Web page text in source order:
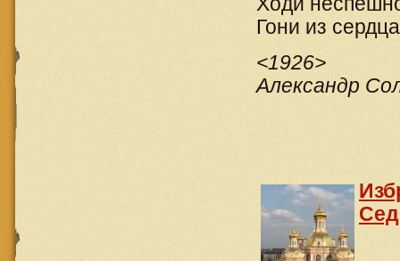
Гони из
<1926>
Александр